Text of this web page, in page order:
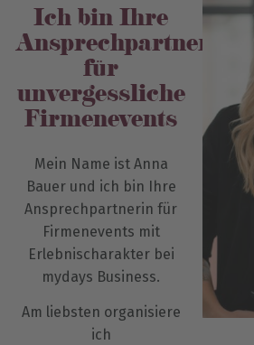
Ich bin Ihre
Ansprechpartnerin
für
unvergessliche
Firmenevents
Mein Name ist Anna
Bauer und ich bin Ihre
Ansprechpartnerin für
Firmenevents mit
Erlebnischarakter bei
mydays Business.
Am liebsten organisiere
ich